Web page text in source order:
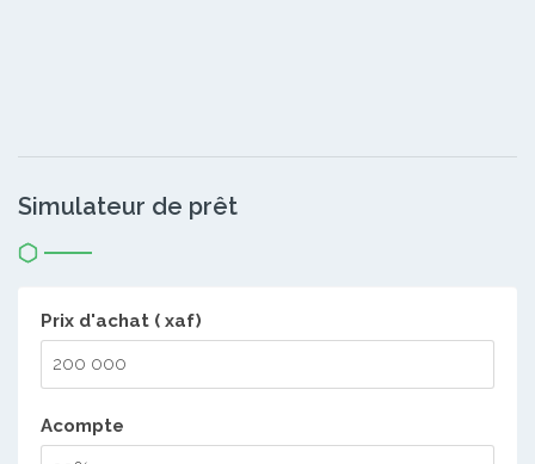
Simulateur de prêt
Prix d'achat ( xaf)
Acompte